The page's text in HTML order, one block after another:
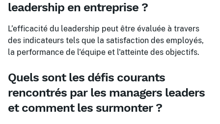
leadership en entreprise ?
L’efficacité du leadership peut être évaluée à travers
des indicateurs tels que la satisfaction des employés,
la performance de l'équipe et l'atteinte des objectifs.
Quels sont les défis courants
rencontrés par les managers leaders
et comment les surmonter ?